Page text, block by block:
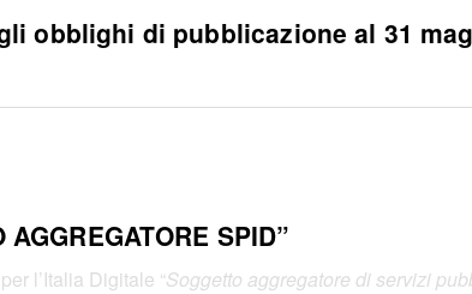
obblighi di pubblicazione al 31
SPID”
l’Italia Digitale “Soggetto aggregatore di servizi